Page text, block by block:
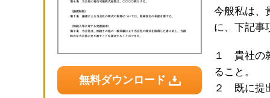
無料ダウンロード
今般私は、
に、下記事
１ 貴社の
ること。
２ 既に提